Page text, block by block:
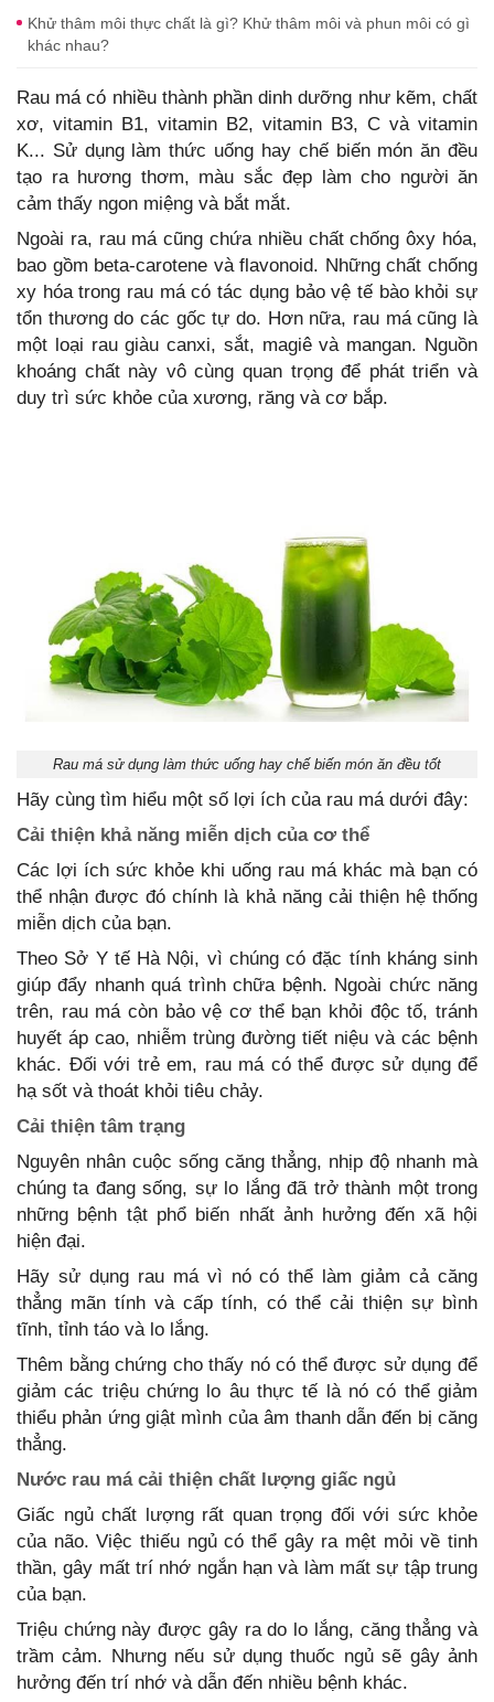
Khử thâm môi thực chất là gì? Khử thâm môi và phun môi có gì
khác nhau?
Rau má có nhiều thành phần dinh dưỡng như kẽm, chất
xơ, vitamin B1, vitamin B2, vitamin B3, C và vitamin
K... Sử dụng làm thức uống hay chế biến món ăn đều
tạo ra hương thơm, màu sắc đẹp làm cho người ăn
cảm thấy ngon miệng và bắt mắt.
Ngoài ra, rau má cũng chứa nhiều chất chống ôxy hóa,
bao gồm beta-carotene và flavonoid. Những chất chống
xy hóa trong rau má có tác dụng bảo vệ tế bào khỏi sự
tổn thương do các gốc tự do. Hơn nữa, rau má cũng là
một loại rau giàu canxi, sắt, magiê và mangan. Nguồn
khoáng chất này vô cùng quan trọng để phát triển và
duy trì sức khỏe của xương, răng và cơ bắp.
Rau má sử dụng làm thức uống hay chế biến món ăn đều tốt
Hãy cùng tìm hiểu một số lợi ích của rau má dưới đây:
Cải thiện khả năng miễn dịch của cơ thể
Các lợi ích sức khỏe khi uống rau má khác mà bạn có
thể nhận được đó chính là khả năng cải thiện hệ thống
miễn dịch của bạn.
Theo Sở Y tế Hà Nội, vì chúng có đặc tính kháng sinh
giúp đẩy nhanh quá trình chữa bệnh. Ngoài chức năng
trên, rau má còn bảo vệ cơ thể bạn khỏi độc tố, tránh
huyết áp cao, nhiễm trùng đường tiết niệu và các bệnh
khác. Đối với trẻ em, rau má có thể được sử dụng để
hạ sốt và thoát khỏi tiêu chảy.
Cải thiện tâm trạng
Nguyên nhân cuộc sống căng thẳng, nhịp độ nhanh mà
chúng ta đang sống, sự lo lắng đã trở thành một trong
những bệnh tật phổ biến nhất ảnh hưởng đến xã hội
hiện đại.
Hãy sử dụng rau má vì nó có thể làm giảm cả căng
thẳng mãn tính và cấp tính, có thể cải thiện sự bình
tĩnh, tỉnh táo và lo lắng.
Thêm bằng chứng cho thấy nó có thể được sử dụng để
giảm các triệu chứng lo âu thực tế là nó có thể giảm
thiểu phản ứng giật mình của âm thanh dẫn đến bị căng
thẳng.
Nước rau má cải thiện chất lượng giấc ngủ
Giấc ngủ chất lượng rất quan trọng đối với sức khỏe
của não. Việc thiếu ngủ có thể gây ra mệt mỏi về tinh
thần, gây mất trí nhớ ngắn hạn và làm mất sự tập trung
của bạn.
Triệu chứng này được gây ra do lo lắng, căng thẳng và
trầm cảm. Nhưng nếu sử dụng thuốc ngủ sẽ gây ảnh
hưởng đến trí nhớ và dẫn đến nhiều bệnh khác.